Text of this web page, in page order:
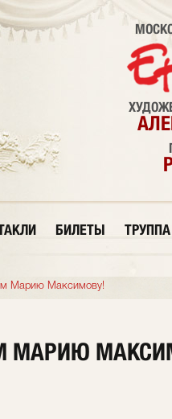
БИЛЕТЫ ТРУППА
Марию Максимову!
МАРИЮ